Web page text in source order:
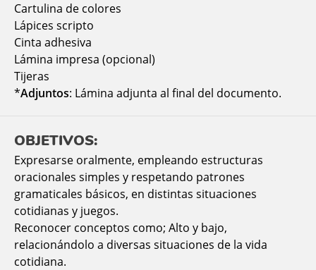
Cartulina de colores
Lápices scripto
Cinta adhesiva
Lámina impresa (opcional)
Tijeras
*Adjuntos: Lámina adjunta al final del documento.
OBJETIVOS:
Expresarse oralmente, empleando estructuras
oracionales simples y respetando patrones
gramaticales básicos, en distintas situaciones
cotidianas y juegos.
Reconocer conceptos como; Alto y bajo,
relacionándolo a diversas situaciones de la vida
cotidiana.